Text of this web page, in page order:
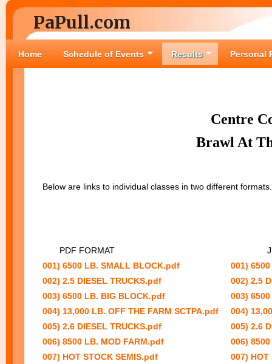
PaPull.com
Home Schedule of Events Results Personal
Centre
Brawl At
Below are links to individual classes in two different
PDF FORMAT
001) 6500 LB. SMALL BLOCK.pdf
001)
002) 2.5 DIESEL TRUCKS.pdf
002) 2.5
003) 6500 LB. BIG BLOCK.pdf
003)
004) 13,000 LB. OFF THE FARM SCTPA.pdf
004)
005) 2.6 DIESEL TRUCKS.pdf
005) 2.6
006) 8500 LB. MOD FARM.pdf
006)
007) HOT STOCK SEMIS.pdf
007) HOT